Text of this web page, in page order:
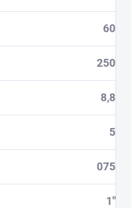
60
250
8,8
5
075
1″